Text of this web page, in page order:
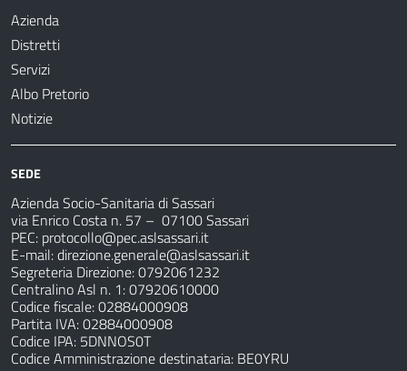
Azienda
Distretti
Servizi
Albo Pretorio
Notizie
SEDE
Azienda Socio-Sanitaria di Sassari
via Enrico Costa n. 57 – 07100 Sassari
PEC: protocollo@pec.aslsassari.it
E-mail:direzione.generale@aslsassari.it
Segreteria Direzione: 0792061232
Centralino Asl n. 1: 07920610000
Codice fiscale: 02884000908
Partita IVA: 02884000908
Codice IPA: 5DNNOS0T
Codice Amministrazione destinataria: BE0YRU